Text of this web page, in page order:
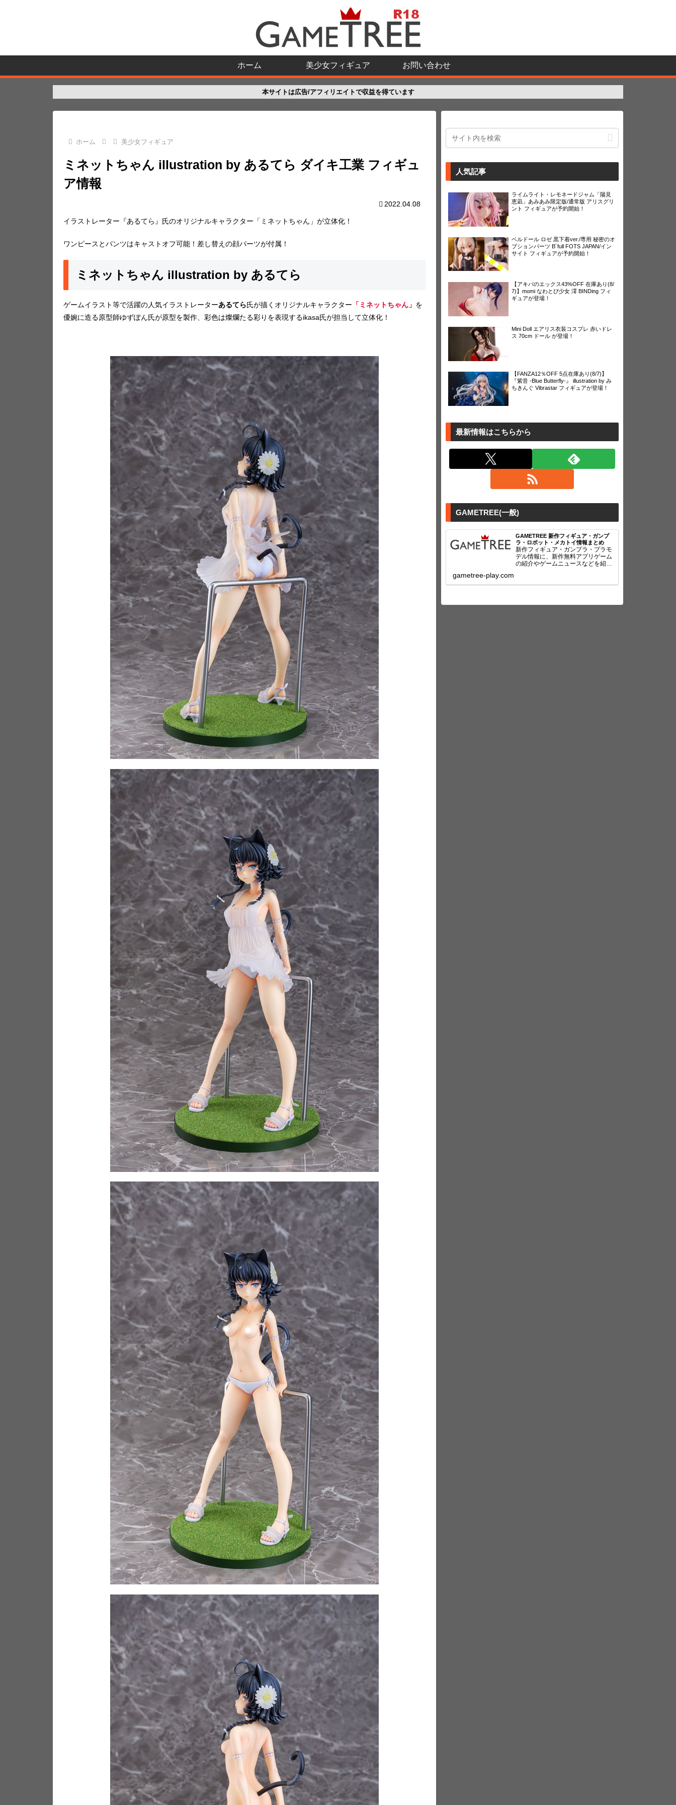
ホーム 美少女フィギュア お問い合わせ
本サイトは広告/アフィリエイトで収益を得ています
ホーム 美少女フィギュア
ミネットちゃん illustration by あるてら ダイキ工業 フィギュ
ア情報
2022.04.08
イラストレーター『あるてら』氏のオリジナルキャラクター「ミネットちゃん」が立体化！
ワンピースとパンツはキャストオフ可能！差し替えの顔パーツが付属！
ミネットちゃん illustration by あるてら
ゲームイラスト等で活躍の人気イラストレーターあるてら氏が描くオリジナルキャラクター 「ミネットちゃん」 を
優婉に造る原型師ゆずぽん氏が原型を製作、彩色は燦爛たる彩りを表現するikasa氏が担当して立体化！
人気記事
ライムライト・レモネードジャム「陽見
恵凪」あみあみ限定版/通常版 アリスグリ
ント フィギュアが予約開始！
ベルドール ロゼ 黒下着ver./専用 秘密のオ
プションパーツ B´full FOTS JAPAN/イン
サイト フィギュアが予約開始！
【アキバのエックス43%OFF 在庫あり(8/
7)】momi なわとび少女 澪 BINDing フィ
ギュアが登場！
Mini Doll エアリス衣装コスプレ 赤いドレ
ス 70cm ドール が登場！
【FANZA12％OFF 5点在庫あり(8/7)】
『紫音 -Blue Butterfly-』 illustration by み
ちきんぐ Vibrastar フィギュアが登場！
最新情報はこちらから
GAMETREE(一般)
GAMETREE 新作フィギュア・ガンプ
ラ・ロボット・メカトイ情報まとめ
新作フィギュア・ガンプラ・プラモ
デル情報に、新作無料アプリゲーム
の紹介やゲームニュースなどを紹
gametree-play.com